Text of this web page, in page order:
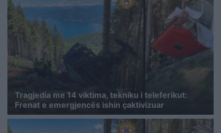
Tragjedia me 14 viktima, tekniku i teleferikut:
Frenat e emergjencës ishin çaktivizuar